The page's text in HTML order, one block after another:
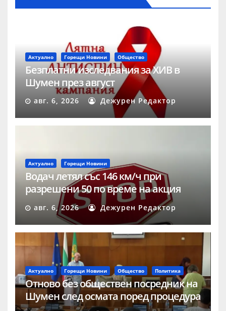
Актуално Горещи Новини Общество
Безплатни изследвания за ХИВ в
Шумен през август
авг. 6, 2026 Дежурен Редактор
Актуално Горещи Новини
Водач летял със 146 км/ч при
разрешени 50 по време на акция
„Скорост“ в Шумен
авг. 6, 2026 Дежурен Редактор
Актуално Горещи Новини Общество Политика
Отново без обществен посредник на
Шумен след осмата поред процедура